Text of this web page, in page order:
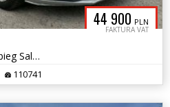
44 900 PLN
FAKTURA VAT
Ford Focus 1,5 D Niski Przebieg Salon PL FV 23% Zamiana
110741